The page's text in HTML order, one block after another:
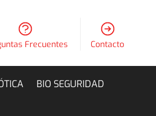
Frecuentes Contacto
BIO SEGURIDAD